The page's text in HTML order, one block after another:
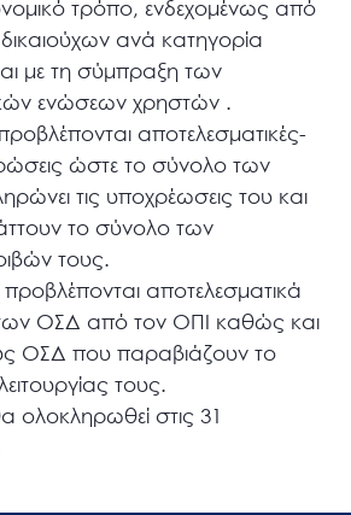
τρόπο, ενδεχομένως από
ανά κατηγορία
με τη σύμπραξη των
ενώσεων χρηστών .
αποτελεσματικές-
ώστε το σύνολο των
τις υποχρέωσεις του και
το σύνολο των
τους.
αποτελεσματικά
ΟΣΔ από τον ΟΠΙ καθώς και
ΟΣΔ που παραβιάζουν το
τους.
ολοκληρωθεί στις 31